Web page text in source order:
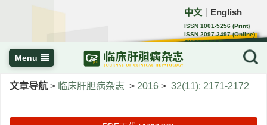
中文 English
ISSN 1001-5256 (Print)
ISSN 2097-3497 (Online)
CN 22-1108/R
Menu
文章导航 > 临床肝胆病杂志 > 2016 > 32(11): 2171-2172